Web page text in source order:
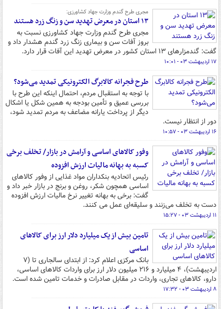
مجری طرح گندم وزارت جهاد کشاورزی:
۱۳ استان در معرض تهدید سن و زنگ زرد هستند
مجری طرح گندم وزارت جهاد کشاورزی نسبت به
بروز آفات سن و بیماری زنگ زرد گندم هشدار داد و
گفت: گندمزارهای ۱۳ استان کشور در معرض تهدید این آفات قرار دارد.
۱۷ اردیبهشت ۰۳ - ۱۰:۰۱
طرح فجرانه کالابرگ الکترونیکی تمدید می‌شود؟
با توجه به استقبال مردم، احتمال اینکه این طرح با
بررسی عمیق و تأمین بودجه به همین شکل یا اشکال
دیگر از پرداخت یارانه مضاعف به مردم تمدید شود،
دور از انتظار نیست.
۱۶ اردیبهشت ۰۳ - ۱۰:۵۷
وفور کالاهای اساسی و آرامش در بازار/ تخلف برخی
کسبه به بهانه مالیات ارزش افزوده
رئیس اتحادیه بنکداران مواد غذایی از وفور کالاهای
اساسی همچون شکر، روغن و برنج در بازار خبر داد و
گفت: برخی به بهانه تغییر نرخ مالیات ارزش افزوده
دست به تخلف می‌زنند و سلیقه‌ای عمل می کنند.
۱۱ اردیبهشت ۰۳ - ۱۵:۲۷
تامین بیش از یک میلیارد دلار ارز برای کالاهای
اساسی
بانک مرکزی اعلام کرد: از ابتدای سالجاری تا (۷
اردیبهشت)، ۴ میلیارد و ۲۱۶ میلیون دلار ارز برای واردات کالاهای اساسی،
دارو، کالاهای تجاری، واردات در مقابل صادرات و خدمات تامین شده است.
۸ اردیبهشت ۰۳ - ۱۷:۳۲